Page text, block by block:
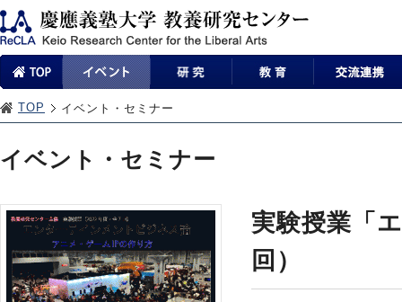
TOP イベント・セミナー
イベント・セミナー
実験授業「
回）